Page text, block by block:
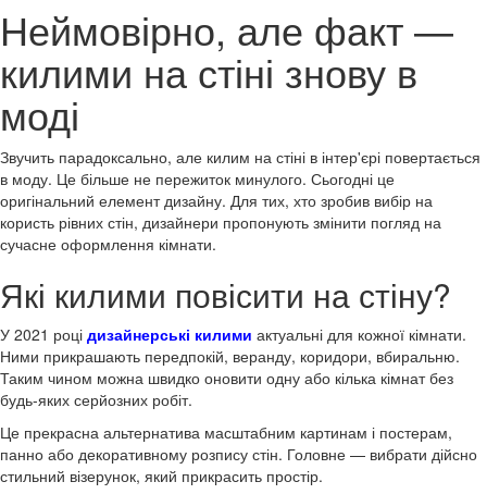
Неймовірно, але факт —
килими на стіні знову в
моді
Звучить парадоксально, але килим на стіні в інтер'єрі повертається
в моду. Це більше не пережиток минулого. Сьогодні це
оригінальний елемент дизайну. Для тих, хто зробив вибір на
користь рівних стін, дизайнери пропонують змінити погляд на
сучасне оформлення кімнати.
Які килими повісити на стіну?
У 2021 році дизайнерські килими актуальні для кожної кімнати.
Ними прикрашають передпокій, веранду, коридори, вбиральню.
Таким чином можна швидко оновити одну або кілька кімнат без
будь-яких серйозних робіт.
Це прекрасна альтернатива масштабним картинам і постерам,
панно або декоративному розпису стін. Головне — вибрати дійсно
стильний візерунок, який прикрасить простір.